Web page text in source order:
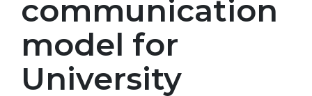
communication
model for
University